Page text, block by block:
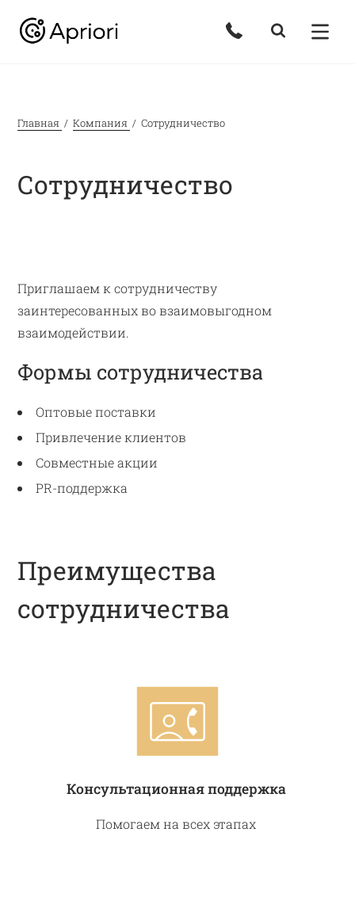
Главная Компания Сотрудничество
Сотрудничество
Приглашаем к сотрудничеству
заинтересованных во взаимовыгодном
взаимодействии.
Формы сотрудничества
Оптовые поставки
Привлечение клиентов
Совместные акции
PR-поддержка
Преимущества
сотрудничества
Консультационная поддержка
Помогаем на всех этапах